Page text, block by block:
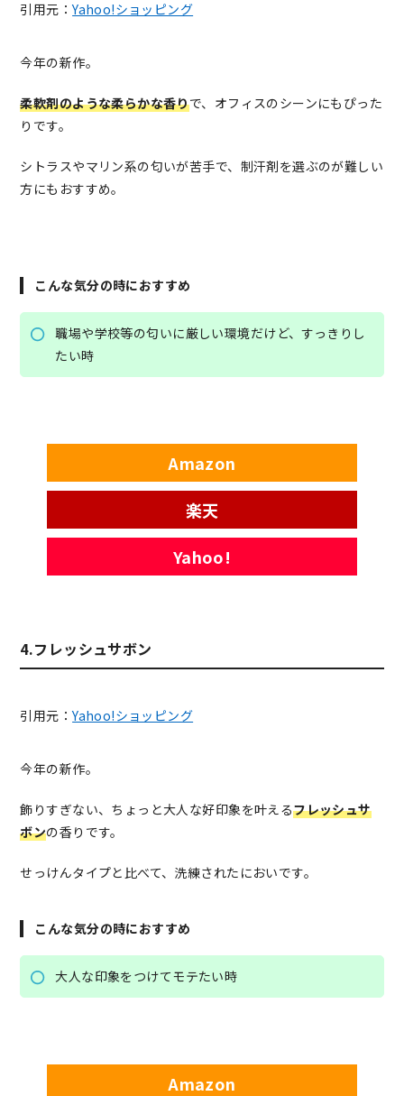
引用元：Yahoo!ショッピング
今年の新作。
柔軟剤のような柔らかな香りで、オフィスのシーンにもぴった
りです。
シトラスやマリン系の匂いが苦手で、制汗剤を選ぶのが難しい
方にもおすすめ。
こんな気分の時におすすめ
職場や学校等の匂いに厳しい環境だけど、すっきりし
たい時
Amazon
楽天
Yahoo!
4.フレッシュサボン
引用元：Yahoo!ショッピング
今年の新作。
飾りすぎない、ちょっと大人な好印象を叶えるフレッシュサ
ボンの香りです。
せっけんタイプと比べて、洗練されたにおいです。
こんな気分の時におすすめ
大人な印象をつけてモテたい時
Amazon